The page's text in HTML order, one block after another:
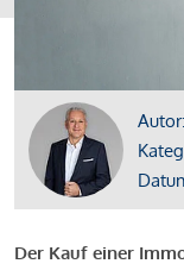
Der Kauf einer